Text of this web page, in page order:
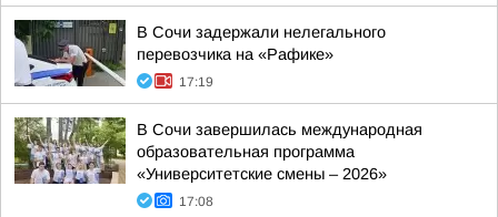
В Сочи задержали нелегального
перевозчика на «Рафике»
17:19
В Сочи завершилась международная
образовательная программа
«Университетские смены – 2026»
17:08